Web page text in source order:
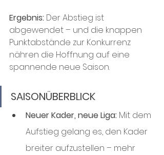
Ergebnis: Der Abstieg ist
abgewendet – und die knappen
Punktabstände zur Konkurrenz
nähren die Hoffnung auf eine
spannende neue Saison.
SAISONÜBERBLICK
Neuer Kader, neue Liga: Mit dem
Aufstieg gelang es, den Kader
breiter aufzustellen – mehr